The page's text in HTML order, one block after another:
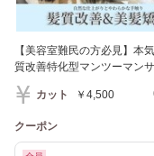
【美容室難民の方必見】本
質改善特化型マンツーマン
カット ￥4,500
クーポン